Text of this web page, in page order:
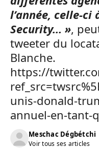
l’année, celle-ci
Security… »,
tweeter du
Blanche.
https://
unis-donald-
annuel-en-tant-
Meschac Dégbétchi
Voir tous ses articles